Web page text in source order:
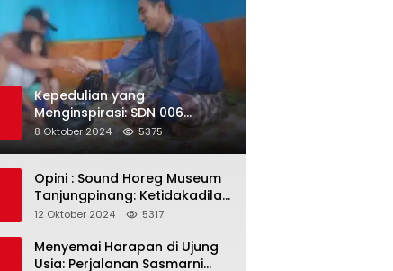
Kepedulian yang
Menginspirasi: SDN 006
Merawang Gelar Program
“Berbagi Segenggam Beras”
8 Oktober 2024 5375
Opini : Sound Horeg Museum
Tanjungpinang: Ketidakadilan
dalam Representasi
12 Oktober 2024 5317
Menyemai Harapan di Ujung
Usia: Perjalanan Sasmarni